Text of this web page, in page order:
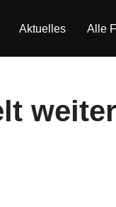
Aktuelles Alle